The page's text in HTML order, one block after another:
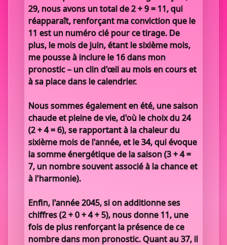
29, nous avons un total de 2 + 9 = 11, qui
réapparaît, renforçant ma conviction que le
11 est un numéro clé pour ce tirage. De
plus, le mois de juin, étant le sixième mois,
me pousse à inclure le 16 dans mon
pronostic – un clin d'œil au mois en cours et
à sa place dans le calendrier.
Nous sommes également en été, une saison
chaude et pleine de vie, d'où le choix du 24
(2 + 4 = 6), se rapportant à la chaleur du
sixième mois de l'année, et le 34, qui évoque
la somme énergétique de la saison (3 + 4 =
7, un nombre souvent associé à la chance et
à l'harmonie).
Enfin, l'année 2045, si on additionne ses
chiffres (2 + 0 + 4 + 5), nous donne 11, une
fois de plus renforçant la présence de ce
nombre dans mon pronostic. Quant au 37, il